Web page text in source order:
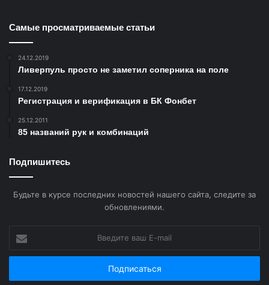
Сразу уточним, что в одной раздаче два игрока могут
случае победа оказывается у того игрока, чья
нашем примере это короли.
Самые просматриваемые статьи
24.12.2019
Ливерпуль просто не заметил соперника на поле
17.12.2019
Регистрация и верификация в БК Фонбет
25.12.2011
85 названий рук и комбинаций
Подпишитесь
Будьте в курсе последних новостей нашего сайта, следите за
обновлениями.
ваш
E-